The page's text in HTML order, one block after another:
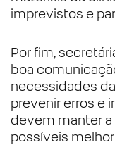
imprevistos e
Por fim,
boa
necessidades
prevenir erros e
devem manter
possíveis